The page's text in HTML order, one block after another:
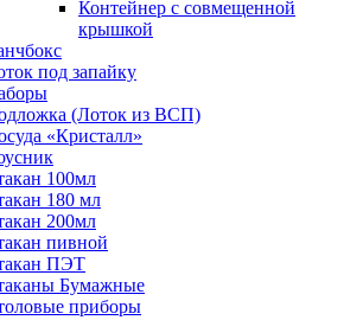
Контейнер с совмещенной
крышкой
под запайку
(Лоток из ВСП)
«Кристалл»
100мл
180 мл
200мл
пивной
ПЭТ
Бумажные
приборы